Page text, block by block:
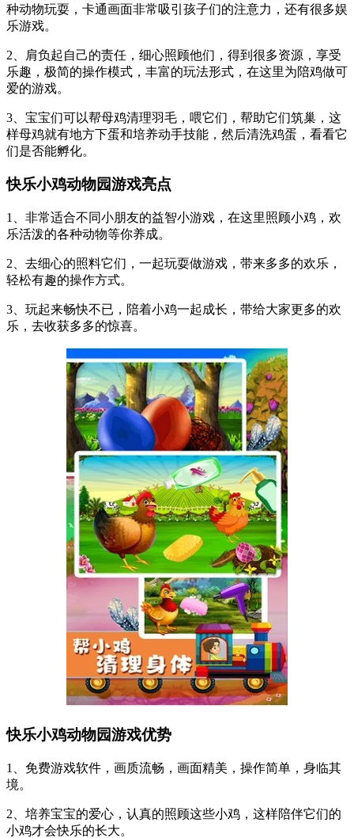
种动物玩耍，卡通画面非常吸引孩子们的注意力，还有很多娱
乐游戏。
2、肩负起自己的责任，细心照顾他们，得到很多资源，享受
乐趣，极简的操作模式，丰富的玩法形式，在这里为陪鸡做可
爱的游戏。
3、宝宝们可以帮母鸡清理羽毛，喂它们，帮助它们筑巢，这
样母鸡就有地方下蛋和培养动手技能，然后清洗鸡蛋，看看它
们是否能孵化。
快乐小鸡动物园游戏亮点
1、非常适合不同小朋友的益智小游戏，在这里照顾小鸡，欢
乐活泼的各种动物等你养成。
2、去细心的照料它们，一起玩耍做游戏，带来多多的欢乐，
轻松有趣的操作方式。
3、玩起来畅快不已，陪着小鸡一起成长，带给大家更多的欢
乐，去收获多多的惊喜。
快乐小鸡动物园游戏优势
1、免费游戏软件，画质流畅，画面精美，操作简单，身临其
境。
2、培养宝宝的爱心，认真的照顾这些小鸡，这样陪伴它们的
小鸡才会快乐的长大。